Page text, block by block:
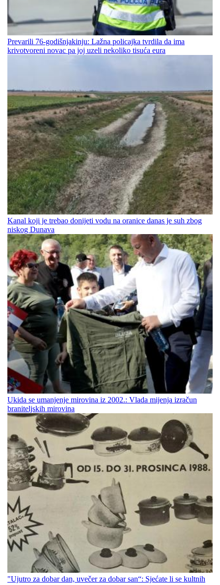
Prevarili 76-godišnjakinju: Lažna policajka tvrdila da ima
krivotvoreni novac pa joj uzeli nekoliko tisuća eura
Kanal koji je trebao donijeti vodu na oranice danas je suh zbog
niskog Dunava
Ukida se umanjenje mirovina iz 2002.: Vlada mijenja izračun
braniteljskih mirovina
"Ujutro za dobar dan, uvečer za dobar san“: Sjećate li se kultnih